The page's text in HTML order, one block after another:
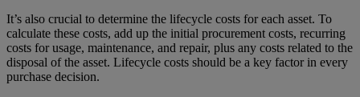
It’s also crucial to determine the lifecycle costs for each asset. To
calculate these costs, add up the initial procurement costs, recurring
costs for usage, maintenance, and repair, plus any costs related to the
disposal of the asset. Lifecycle costs should be a key factor in every
purchase decision.